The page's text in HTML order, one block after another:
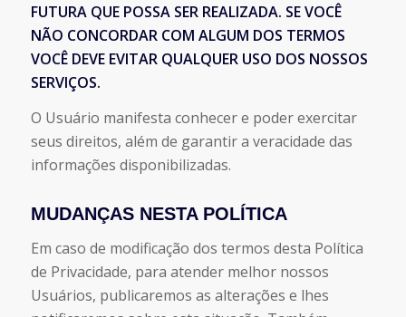
FUTURA QUE POSSA SER REALIZADA. SE VOCÊ
NÃO CONCORDAR COM ALGUM DOS TERMOS
VOCÊ DEVE EVITAR QUALQUER USO DOS NOSSOS
SERVIÇOS.
O Usuário manifesta conhecer e poder exercitar
seus direitos, além de garantir a veracidade das
informações disponibilizadas.
MUDANÇAS NESTA POLÍTICA
Em caso de modificação dos termos desta Política
de Privacidade, para atender melhor nossos
Usuários, publicaremos as alterações e lhes